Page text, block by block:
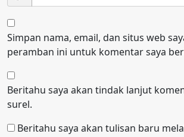
Simpan nama, email, dan situs web
peramban ini untuk komentar saya
Beritahu saya akan tindak lanjut
surel.
Beritahu saya akan tulisan baru